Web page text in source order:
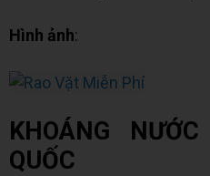
Hình ảnh:
KHOÁNG
QUỐC